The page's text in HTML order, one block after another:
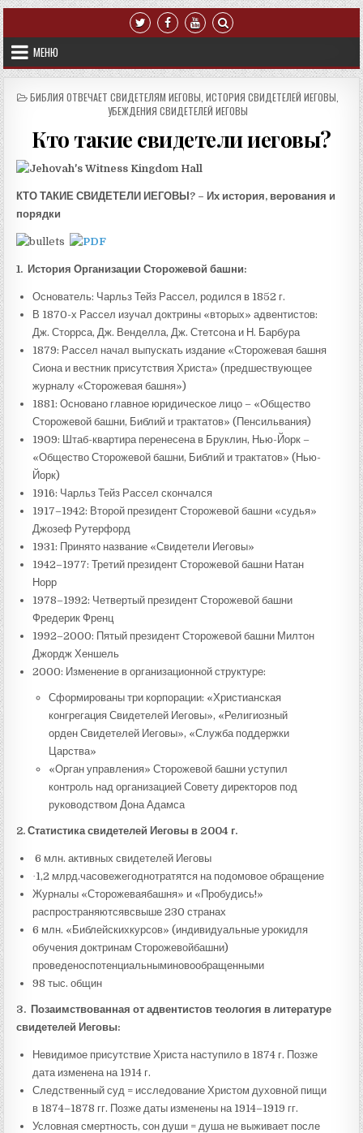
Перейти к содержимому
МЕНЮ
ОПУБЛИКОВАНО В
БИБЛИЯ ОТВЕЧАЕТ СВИДЕТЕЛЯМ ИЕГОВЫ ИСТОРИЯ СВИДЕТЕЛЕЙ ИЕГОВЫ
УБЕЖДЕНИЯ СВИДЕТЕЛЕЙ ИЕГОВЫ
Кто такие свидетели иеговы?
КТО ТАКИЕ СВИДЕТЕЛИ ИЕГОВЫ? – Их история, верования и
порядки
1. История Организации Сторожевой башни:
Основатель: Чарльз Тейз Рассел, родился в 1852 г.
В 1870-х Рассел изучал доктрины «вторых» адвентистов:
Дж. Сторрса, Дж. Венделла, Дж. Стетсона и Н. Барбура
1879: Рассел начал выпускать издание «Сторожевая башня
Сиона и вестник присутствия Христа» (предшествующее
журналу «Сторожевая башня»)
1881: Основано главное юридическое лицо – «Общество
Сторожевой башни, Библий и трактатов» (Пенсильвания)
1909: Штаб-квартира перенесена в Бруклин, Нью-Йорк –
«Общество Сторожевой башни, Библий и трактатов» (Нью-
Йорк)
1916: Чарльз Тейз Рассел скончался
1917–1942: Второй президент Сторожевой башни «судья»
Джозеф Рутерфорд
1931: Принято название «Свидетели Иеговы»
1942–1977: Третий президент Сторожевой башни Натан
Норр
1978–1992: Четвертый президент Сторожевой башни
Фредерик Френц
1992–2000: Пятый президент Сторожевой башни Милтон
Джордж Хеншель
2000: Изменение в организационной структуре:
Сформированы три корпорации: «Христианская
конгрегация Свидетелей Иеговы», «Религиозный
орден Свидетелей Иеговы», «Служба поддержки
Царства»
«Орган управления» Сторожевой башни уступил
контроль над организацией Совету директоров под
руководством Дона Адамса
2.Статистика свидетелей Иеговы в 2004 г.
6 млн. активных свидетелей Иеговы
·1,2 млрд.часовежегоднотратятся наподомовоеобращение
Журналы «Сторожеваябашня» и « Пробудись!»
распространяютсявсвыше230странах
6 млн. « Библейскихкурсов» (индивидуальные урокидля
обучения доктринам Сторожевойбашни)
проведеноспотенциальныминовообращенными
98тыс.общин
3. Позаимствованная от адвентистов теология в литературе
свидетелей Иеговы:
Невидимое присутствие Христа наступило в 1874 г. Позже
дата изменена на 1914 г.
Следственный суд = исследование Христом духовной пищи
в 1874–1878 гг. Позже даты изменены на 1914–1919 гг.
Условная смертность, сон души = душа не выживает после